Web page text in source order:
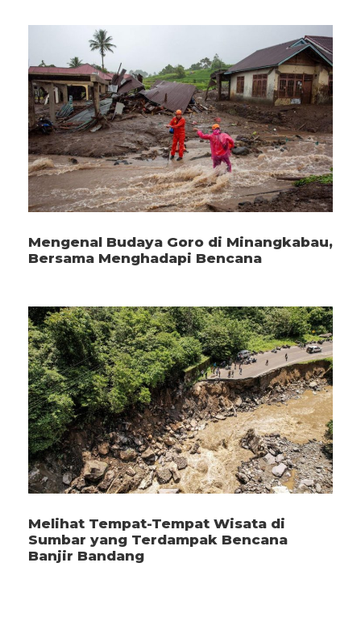
Mengenal Budaya Goro di Minangkabau,
Bersama Menghadapi Bencana
Melihat Tempat-Tempat Wisata di
Sumbar yang Terdampak Bencana
Banjir Bandang